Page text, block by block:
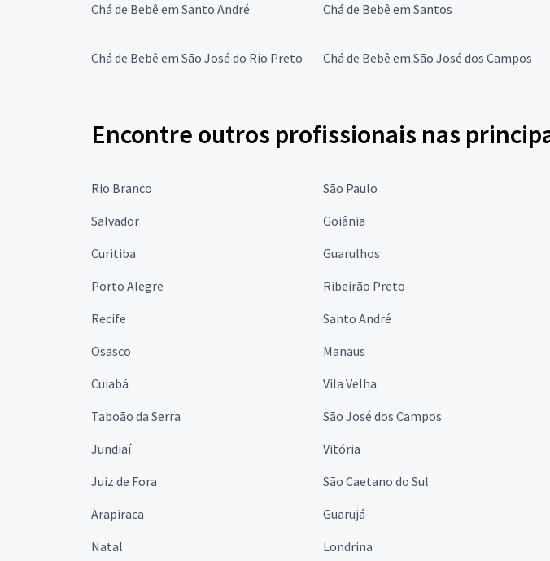
Chá de Bebê em Santo André
Chá de Bebê em Santos
Chá de Bebê em São José do Rio Preto
Chá de Bebê em São José dos Campos
Encontre outros profissionais nas
Rio Branco São Paulo
Salvador
Goiânia
Curitiba
Guarulhos
Porto Alegre
Ribeirão Preto
Recife
Santo André
Osasco
Manaus
Cuiabá
Vila Velha
Taboão da Serra
São José dos Campos
Jundiaí
Vitória
Juiz de Fora
São Caetano do Sul
Arapiraca
Guarujá
Natal
Londrina